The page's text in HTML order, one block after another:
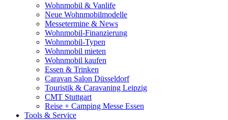
Wohnmobil & Vanlife
Neue Wohnmobilmodelle
Messetermine & News
Wohnmobil-Finanzierung
Wohnmobil-Typen
Wohnmobil mieten
Wohnmobil kaufen
Essen & Trinken
Caravan Salon Düsseldorf
Touristik & Caravaning Leipzig
CMT Stuttgart
Reise + Camping Messe Essen
Tools & Service